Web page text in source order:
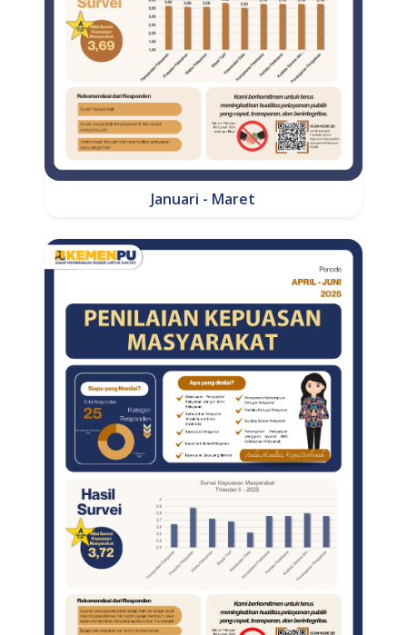
Januari - Maret